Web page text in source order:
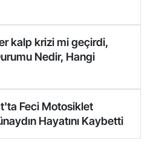
kalp krizi mi geçirdi,
Nedir, Hangi
Feci Motosiklet
Hayatını Kaybetti